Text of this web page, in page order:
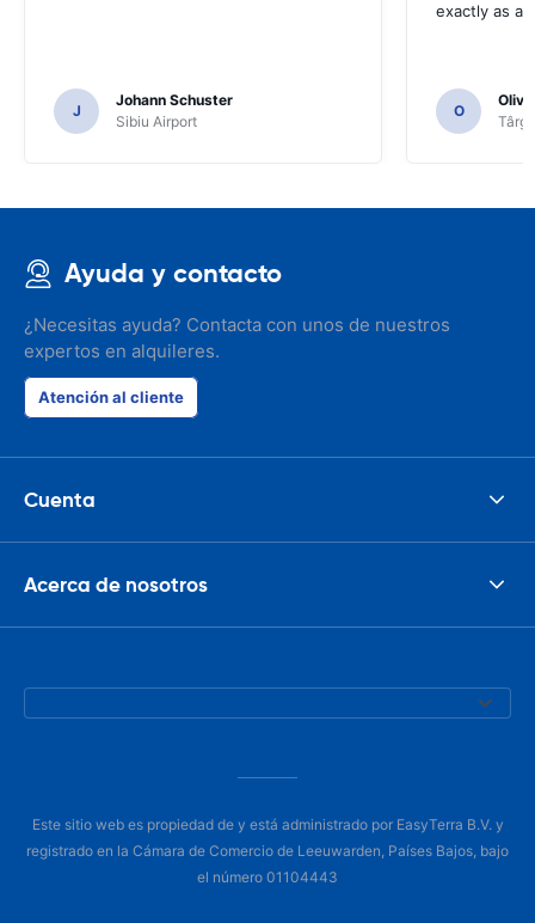
J
Johann Schuster
Sibiu Airport
exactly as
O
Ayuda y contacto
¿Necesitas ayuda? Contacta con unos de nuestros
expertos en alquileres.
Atención al cliente
Cuenta
Acerca de nosotros
Este sitio web es propiedad de y está administrado por EasyTerra B.V. y
registrado en la Cámara de Comercio de Leeuwarden, Países Bajos, bajo
el número 01104443